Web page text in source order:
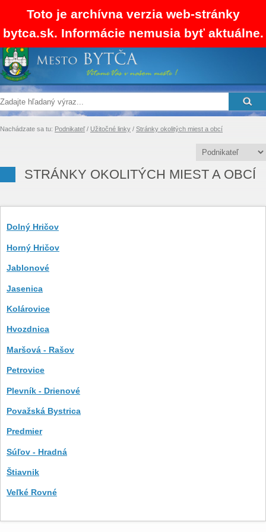
Toto je archívna verzia web-stránky
bytca.sk. Informácie nemusia byť aktuálne.
RSS Mapa stránok Kontakty SK EN
Nachádzate sa tu: Podnikateľ/ Užitočné linky / Stránky okolitých miest a obcí
STRÁNKY OKOLITÝCH MIEST A OBCÍ
Dolný Hričov
Horný Hričov
Jablonové
Jasenica
Kolárovice
Hvozdnica
Maršová - Rašov
Petrovice
Plevník - Drienové
Považská Bystrica
Predmier
Súľov - Hradná
Štiavnik
Veľké Rovné